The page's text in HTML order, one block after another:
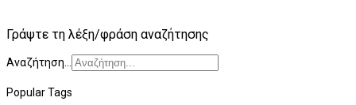
Γράψτε τη λέξη/φράση αναζήτησης
Αναζήτηση...
Popular Tags